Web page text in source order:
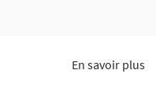
En savoir plus